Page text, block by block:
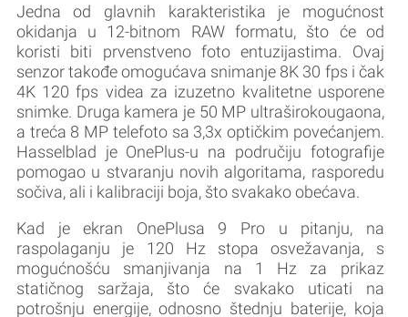
Jedna od glavnih karakteristika je mogućnost
okidanja u 12-bitnom RAW formatu, što će od
koristi biti prvenstveno foto entuzijastima. Ovaj
senzor takođe omogućava snimanje 8K 30 fps i čak
4K 120 fps videa za izuzetno kvalitetne usporene
snimke. Druga kamera je 50 MP ultraširokougaona,
a treća 8 MP telefoto sa 3,3x optičkim povećanjem.
Hasselblad je OnePlus-u na područiju fotografije
pomogao u stvaranju novih algoritama, rasporedu
sočiva, ali i kalibraciji boja, što svakako obećava.
Kad je ekran OnePlusa 9 Pro u pitanju, na
raspolaganju je 120 Hz stopa osvežavanja, s
mogućnošću smanjivanja na 1 Hz za prikaz
statičnog saržaja, što će svakako uticati na
potrošnju energije, odnosno štednju baterije, koja